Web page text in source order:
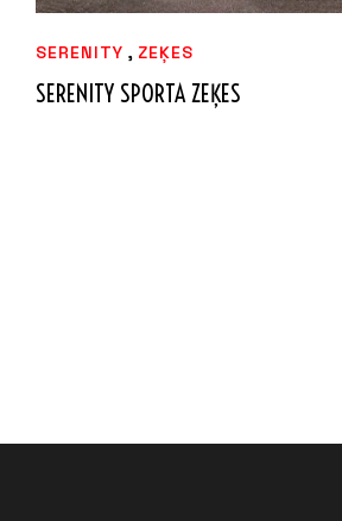
SERENITY , ZEĶES
SERENITY SPORTA ZEĶES